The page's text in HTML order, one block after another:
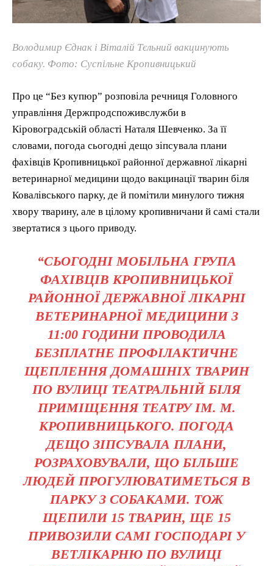
Володимир Єднак і Віталій Тєльний вакцинують
собаку. Фото: Суспільне Кропивницький
Про це “Без купюр” розповіла речниця Головного
управління Держпродспоживслужби в
Кіровоградській області Наталя Шевченко. За її
словами, погода сьогодні дещо зіпсувала плани
фахівців Кропивницької районної державної лікарні
ветеринарної медицини щодо вакцинації тварин біля
Ковалівського парку, де й помітили минулого тижня
хвору тварину, але в цілому кропивничани й самі стали
звертатися з цього приводу.
“СЬОГОДНІ МОБІЛЬНА ГРУПА
ФАХІВЦІВ КРОПИВНИЦЬКОЇ
РАЙОННОЇ ДЕРЖАВНОЇ ЛІКАРНІ
ВЕТЕРИНАРНОЇ МЕДИЦИНИ З
11:00 ГОДИНИ ПРОВОДИЛА
БЕЗПЛАТНЕ ПРОФІЛАКТИЧНЕ
ЩЕПЛЕННЯ ДОМАШНІХ ТВАРИН
ПО ВУЛИЦІ ТЕАТРАЛЬНІЙ БІЛЯ
ПРИМІЩЕННЯ ТЕАТРУ ІМ. М.
КРОПИВНИЦЬКОГО. ПОГОДА
ДЕЩО ЗІПСУВАЛА ПЛАНИ,
РОЗРАХОВУВАЛИ, ЩО БІЛЬШЕ
ЛЮДЕЙ ПРОГУЛЮВАТИМЕТЬСЯ В
ПАРКУ З СОБАКАМИ. ТОЖ
ЩЕПИЛИ 15 ТВАРИН, ЩЕ 15
ПРИВОЗИЛИ САМІ ГОСПОДАРІ У
ВЕТЛІКАРНЮ ПО ВУЛИЦІ